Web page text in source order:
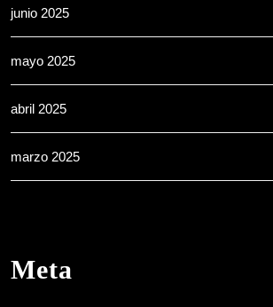
junio 2025
mayo 2025
abril 2025
marzo 2025
Meta